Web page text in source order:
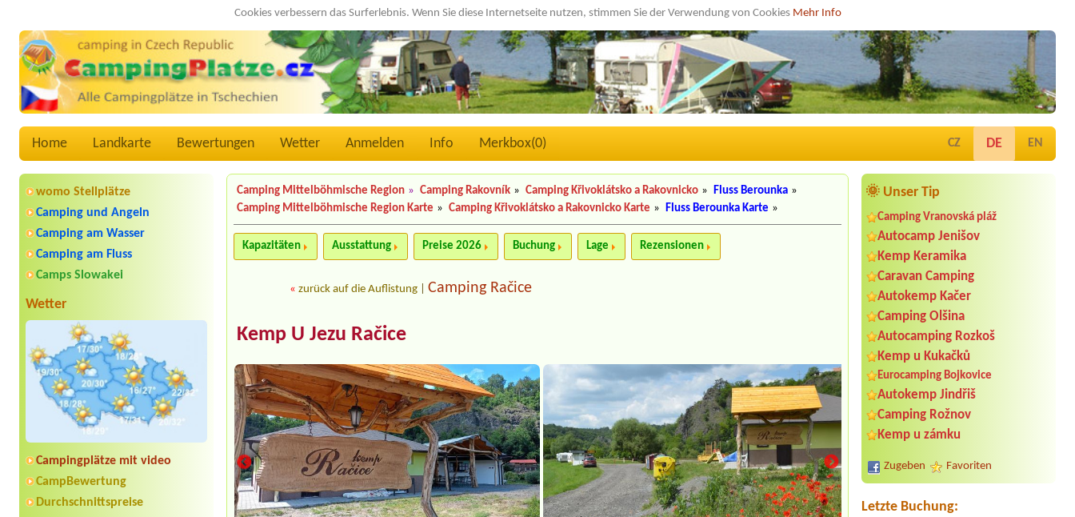
Cookies verbessern das Surferlebnis. Wenn Sie diese Internetseite nutzen, stimmen Sie der Verwendung von Cookies Mehr Info
Home Landkarte Bewertungen Wetter Anmelden Info Merkbox(0) CZ DE EN
womo Stellplätze
Camping und Angeln
Camping am Wasser
Camping am Fluss
Camps Slowakei
Wetter
Campingplätze mit video
CampBewertung
Durchschnittspreise
🌞 Unser Tip
Camping Vranovská pláž
Autocamp Jenišov
Kemp Keramika
Caravan Camping
Autokemp Kačer
Camping Olšina
Autocamping Rozkoš
Kemp u Kukačků
Eurocamping Bojkovice
Autokemp Jindřiš
Camping Rožnov
Kemp u zámku
Zugeben Favoriten
Letzte Buchung:
Termin ab 2026-07-24 |
Misto u vody,karavan,2
osoby,el.pripojka
Termin ab 2026-08-06 |
1 stan, 2 osoby, 1 auto
Bílina Kyselka
Camping Mittelböhmische Region » Camping Rakovník » Camping Křivoklátsko a Rakovnicko » Fluss Berounka »
Camping Mittelböhmische Region Karte » Camping Křivoklátsko a Rakovnicko Karte » Fluss Berounka Karte »
Kapazitäten Ausstattung Preise 2026 Buchung Lage Rezensionen
«zurück auf die Auflistung |Camping Račice
Kemp U Jezu Račice